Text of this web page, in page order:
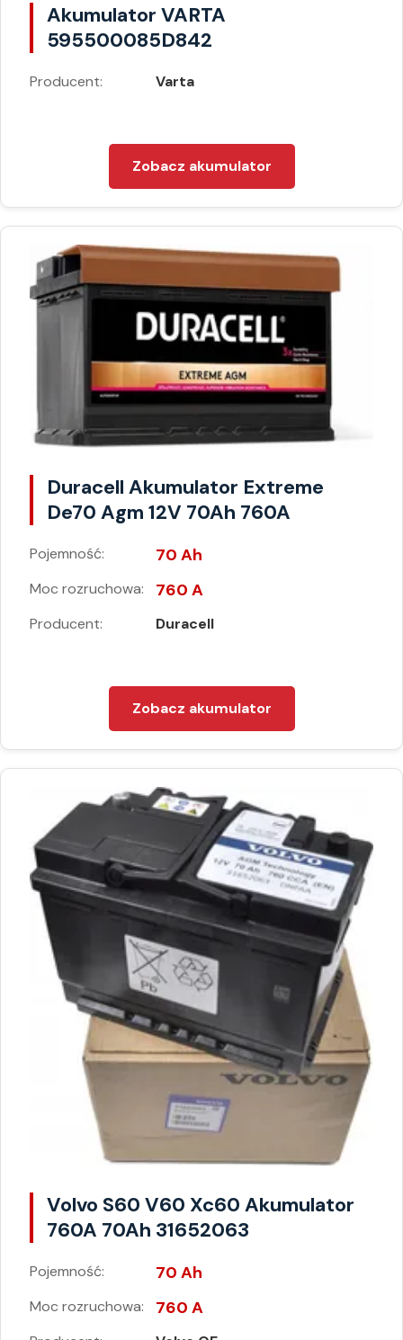
Akumulator VARTA
595500085D842
Producent: Varta
Zobacz akumulator
Duracell Akumulator Extreme
De70 Agm 12V 70Ah 760A
Pojemność: 70 Ah
Moc rozruchowa: 760 A
Producent: Duracell
Zobacz akumulator
Volvo S60 V60 Xc60 Akumulator
760A 70Ah 31652063
Pojemność: 70 Ah
Moc rozruchowa: 760 A